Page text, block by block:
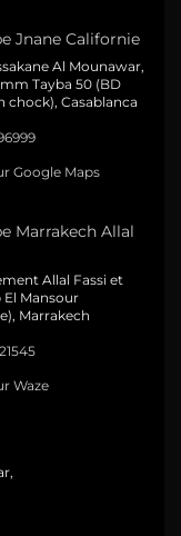
Jnane Californie
Al Mounawar,
Tayba 50 (BD
chock), Casablanca
Google Maps
Marrakech Allal
Allal Fassi et
El Mansour
Marrakech
Waze